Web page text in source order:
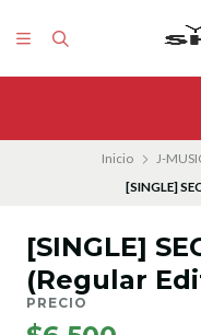
Inicio J-
[SINGLE]
[SINGLE]
(Regular
PRECIO